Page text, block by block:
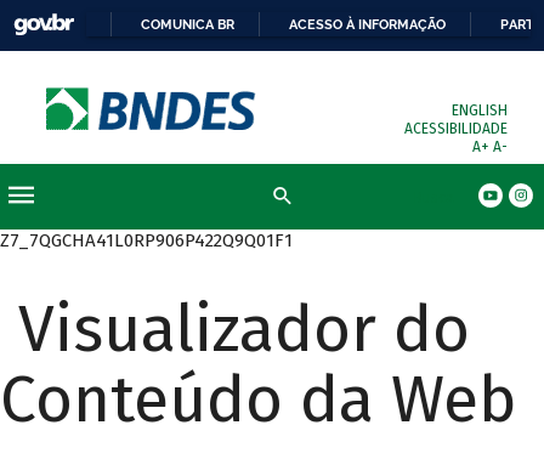
COMUNICA BR ACESSO À INFORMAÇÃO
ENGLISH
ACESSIBILIDADE
A+ A-
Z7_7QGCHA41L0RP906P422Q9Q01F1
Visualizador do
Conteúdo da Web